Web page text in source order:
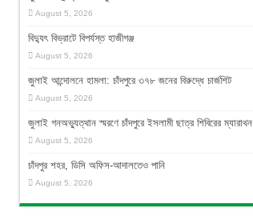
August 5, 2026
বিদ্যুৎ বিভ্রাটে বিপর্যস্ত হাজীগঞ্জ
August 5, 2026
জুলাই আন্দোলনে হামলা: চাঁদপুরে ৩৭৮ জনের বিরুদ্ধে চার্জশিট
August 5, 2026
জুলাই গনঅভ্যুত্থান স্মরণে চাঁদপুরে ইসলামী ছাত্র শিবিরের ম্যারাথন
August 5, 2026
চাঁদপুর শহর, ডিসি অফিস-আদালতেও পানি
August 5, 2026